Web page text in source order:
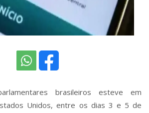
brasileiros esteve em
Unidos, entre os dias 3 e 5 de